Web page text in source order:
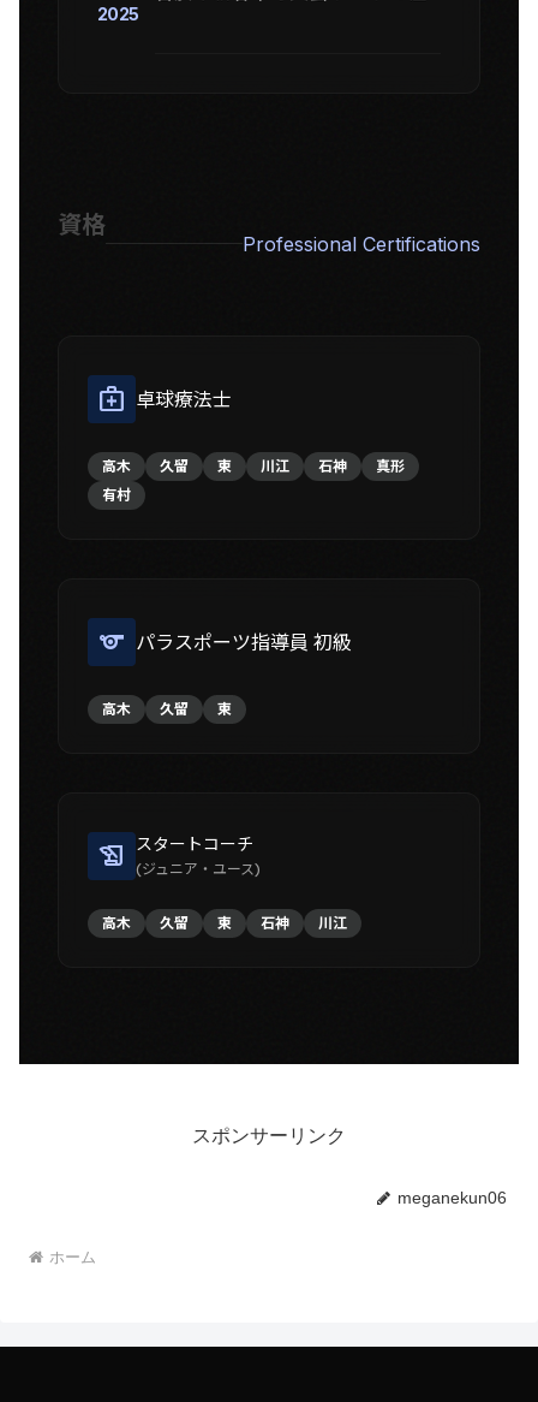
2025
資格
Professional Certifications
medical_services 卓球療法士
高木 久留 東 川江 石神
真形
有村
sports パラスポーツ指導員 初級
高木 久留 東
history_edu スタートコーチ
(ジュニア・ユース)
高木 久留 東 石神 川江
スポンサーリンク
meganekun06
ホーム